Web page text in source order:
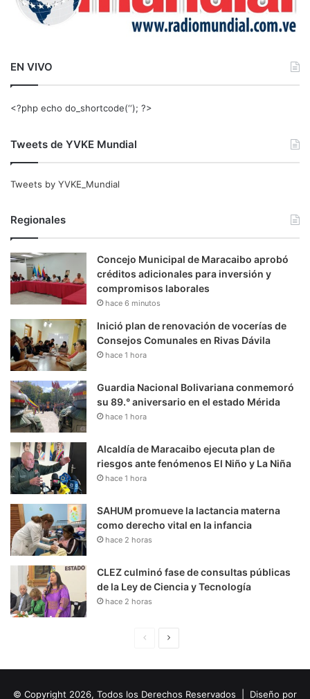
EN VIVO
<?php echo do_shortcode(‘‘); ?>
Tweets de YVKE Mundial
Tweets by YVKE_Mundial
Regionales
Concejo Municipal de Maracaibo aprobó
créditos adicionales para inversión y
compromisos laborales
hace 6 minutos
Inició plan de renovación de vocerías de
Consejos Comunales en Rivas Dávila
hace 1 hora
Guardia Nacional Bolivariana conmemoró
su 89.° aniversario en el estado Mérida
hace 1 hora
Alcaldía de Maracaibo ejecuta plan de
riesgos ante fenómenos El Niño y La Niña
hace 1 hora
SAHUM promueve la lactancia materna
como derecho vital en la infancia
hace 2 horas
CLEZ culminó fase de consultas públicas
de la Ley de Ciencia y Tecnología
hace 2 horas
i
u
© Copyright 2026, Todos los Derechos Reservados | Diseño por